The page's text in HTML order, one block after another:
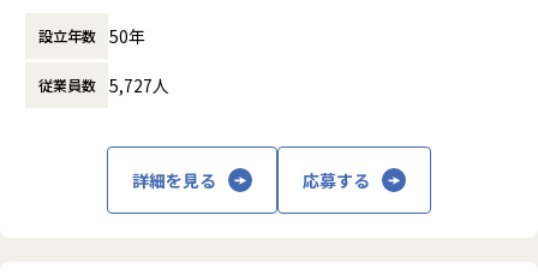
ます。
実現化に向けた戦略立案から、業務改革の要件定義、IT戦略
また、本事業ではデジタルマーケティング～セールスにおけ
るBPO業務を担っておりますので、セールスコンサルティン
グ組織にて課題の特定、Tobe像の策定と実現へのロードマ
らいて、笑っている。それが、私たちパーソ
です。
ふれる組織作りを通じて、お客様の確かな成
長を、共に実現いたします。
設立年数 50年
従業員数 5,727人
詳細を見る 応募する